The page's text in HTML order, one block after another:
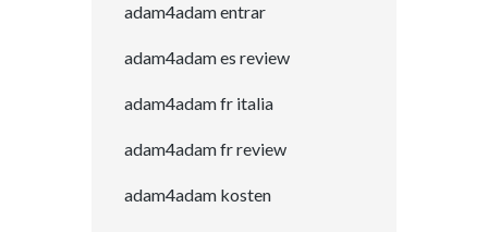
adam4adam entrar
adam4adam es review
adam4adam fr italia
adam4adam fr review
adam4adam kosten